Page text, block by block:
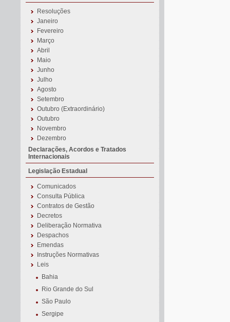
Resoluções
Janeiro
Fevereiro
Março
Abril
Maio
Junho
Julho
Agosto
Setembro
Outubro (Extraordinário)
Outubro
Novembro
Dezembro
Declarações, Acordos e Tratados
Internacionais
Legislação Estadual
Comunicados
Consulta Pública
Contratos de Gestão
Decretos
Deliberação Normativa
Despachos
Emendas
Instruções Normativas
Leis
Bahia
Rio Grande do Sul
São Paulo
Sergipe